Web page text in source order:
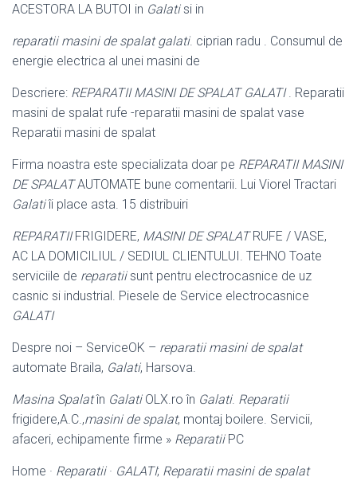
ACESTORA LA BUTOI in Galatisi in
reparatii masini de spalat galati. ciprian radu . Consumul de
energie electrica al unei masini de
Descriere: REPARATII MASINI DE SPALAT GALATI. Reparatii
masini de spalat rufe -reparatii masini de spalat vase
Reparatii masini de spalat
Firma noastra este specializata doar pe REPARATII MASINI
DE SPALATAUTOMATE bune comentarii. Lui Viorel Tractari
Galatiîi place asta. 15 distribuiri
REPARATIIFRIGIDERE, MASINI DE SPALATRUFE / VASE,
AC LA DOMICILIUL / SEDIUL CLIENTULUI. TEHNO Toate
serviciile de reparatiisunt pentru electrocasnice de uz
casnic si industrial. Piesele de Service electrocasnice
GALATI
Despre noi – ServiceOK – reparatii masini de spalat
automate Braila, Galati, Harsova.
Masina Spalatîn GalatiOLX.ro în Galati. Reparatii
frigidere,A.C.,masini de spalat, montaj boilere. Servicii,
afaceri, echipamente firme » ReparatiiPC
Home · Reparatii· GALATI; Reparatii masini de spalat